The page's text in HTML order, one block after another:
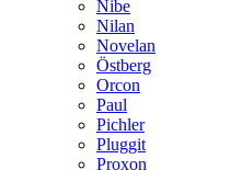
Nibe
Nilan
Novelan
Östberg
Orcon
Paul
Pichler
Pluggit
Proxon